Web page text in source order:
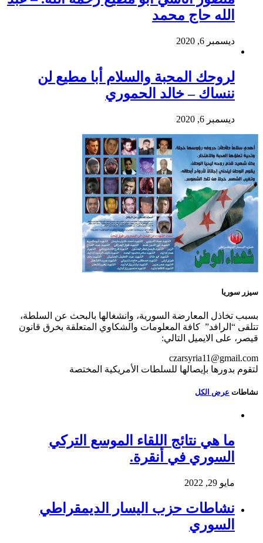
الله حاج محمد
ديسمبر 6, 2020
لروحك المحبة والسلام أبا مطيع لن
ننساك – خالد الحموري
ديسمبر 6, 2020
سيزر سوريا
بسبب تخاذل المعارضة السورية، وانشغالها بالبحث عن السلطة،
تتلقى “الرافد” كافة المعلومات والشكاوي المتعلقة بخرق قانون
قيصر، على الايميل التالي:
czarsyria11@gmail.com
لتقوم بدورها بإيصالها للسلطات الأمريكية المختصة
نشاطات عرض الكل
ما هي نتائج اللقاء الموسع التركي
السوري في أنقرة.
مايو 29, 2022
نشاطات حزب اليسار الديمقراطي
السوري